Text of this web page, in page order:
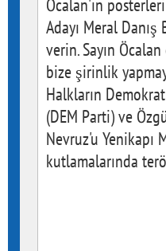
Öcalan'ın
Adayı Meral
verin. Sayın
bize şirinlik
Halkların
(DEM Parti) ve
Nevruz'u Yenikapı
kutlamalarında